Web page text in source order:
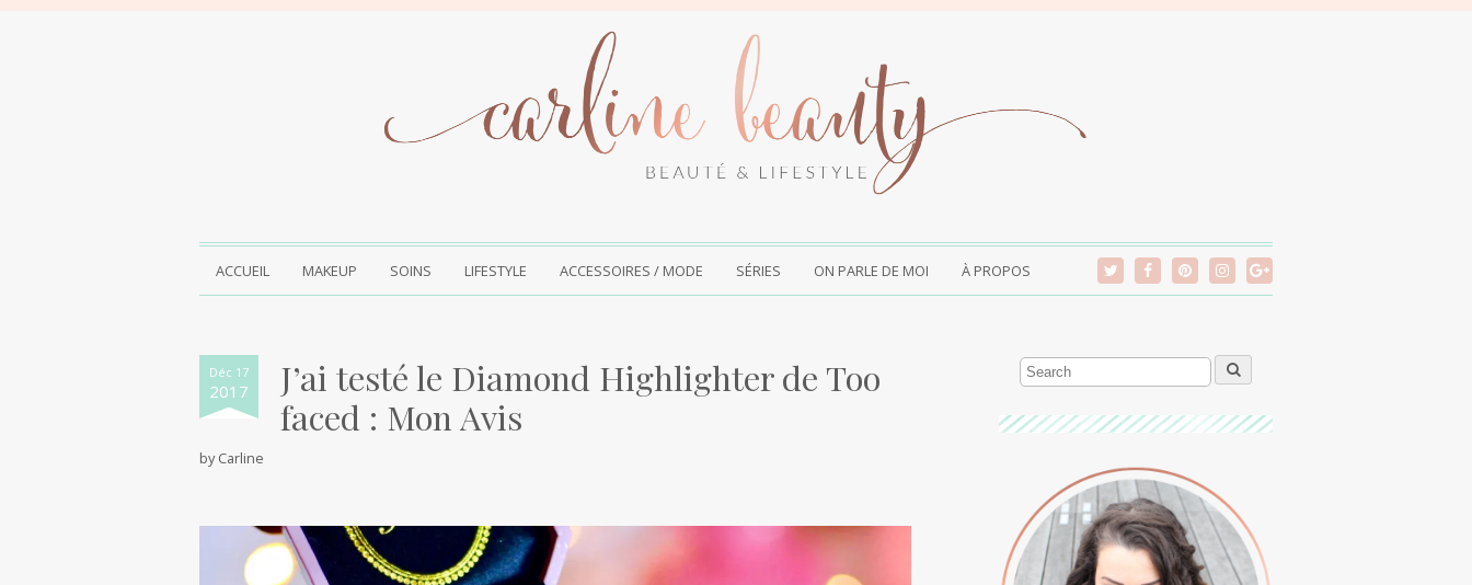
ACCUEIL MAKEUP SOINS LIFESTYLE ACCESSOIRES / MODE SÉRIES ON PARLE DE MOI À PROPOS
Déc 17
2017
J’ai testé le Diamond Highlighter de Too
faced : Mon Avis
byCarline